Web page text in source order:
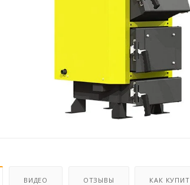
ВИДЕО ОТЗЫВЫ КАК